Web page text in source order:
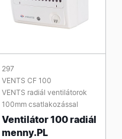
297
VENTS CF 100
VENTS radiál ventilátorok
100mm csatlakozással
Ventilátor 100 radiál
menny.PL